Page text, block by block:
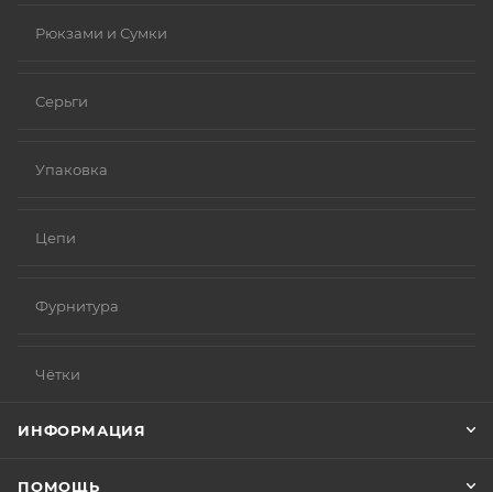
Рюкзами и Сумки
Серьги
Упаковка
Цепи
Фурнитура
Чётки
ИНФОРМАЦИЯ
ПОМОЩЬ